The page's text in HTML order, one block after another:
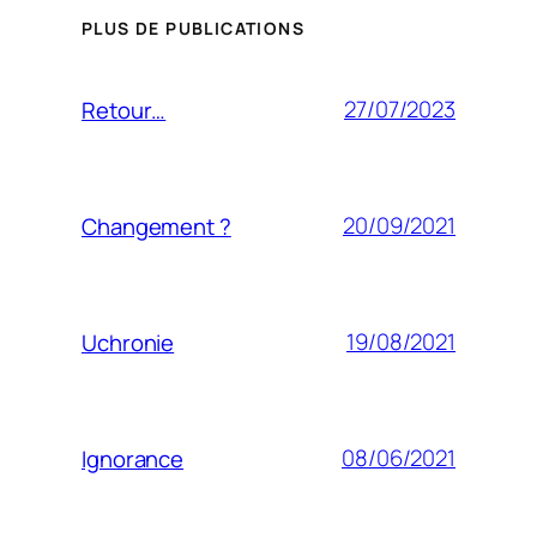
PLUS DE PUBLICATIONS
Retour… 27/07/2023
Changement ? 20/09/2021
Uchronie 19/08/2021
Ignorance 08/06/2021